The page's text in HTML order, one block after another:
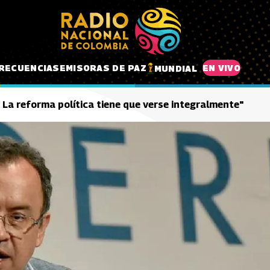
EMISORAS DE PAZ MUNDIAL EN VIVO
reforma política tiene que verse integralmente"